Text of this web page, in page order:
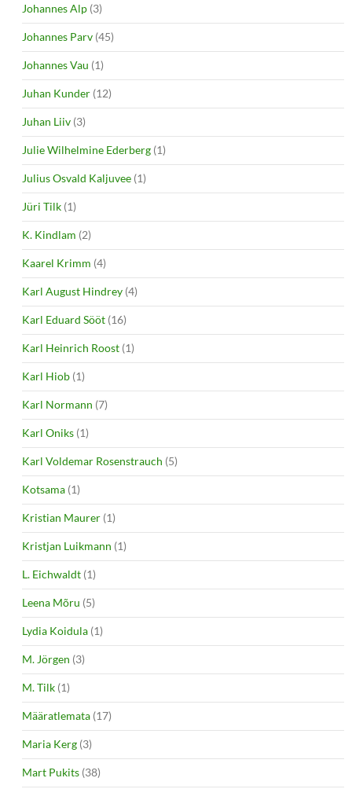
Johannes Alp (3)
Johannes Parv (45)
Johannes Vau (1)
Juhan Kunder (12)
Juhan Liiv (3)
Julie Wilhelmine Ederberg (1)
Julius Osvald Kaljuvee (1)
Jüri Tilk (1)
K. Kindlam (2)
Kaarel Krimm (4)
Karl August Hindrey (4)
Karl Eduard Sööt (16)
Karl Heinrich Roost (1)
Karl Hiob (1)
Karl Normann (7)
Karl Oniks (1)
Karl Voldemar Rosenstrauch (5)
Kotsama (1)
Kristian Maurer (1)
Kristjan Luikmann (1)
L. Eichwaldt (1)
Leena Mõru (5)
Lydia Koidula (1)
M. Jörgen (3)
M. Tilk (1)
Määratlemata (17)
Maria Kerg (3)
Mart Pukits (38)